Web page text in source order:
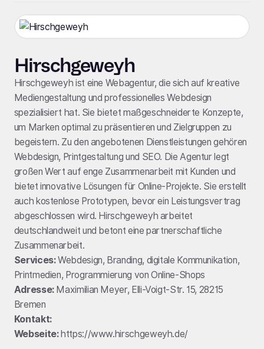
Hirschgeweyh
Hirschgeweyh ist eine Webagentur, die sich auf kreative
Mediengestaltung und professionelles Webdesign
spezialisiert hat. Sie bietet maßgeschneiderte Konzepte,
um Marken optimal zu präsentieren und Zielgruppen zu
begeistern. Zu den angebotenen Dienstleistungen gehören
Webdesign, Printgestaltung und SEO. Die Agentur legt
großen Wert auf enge Zusammenarbeit mit Kunden und
bietet innovative Lösungen für Online-Projekte. Sie erstellt
auch kostenlose Prototypen, bevor ein Leistungsvertrag
abgeschlossen wird. Hirschgeweyh arbeitet
deutschlandweit und betont eine partnerschaftliche
Zusammenarbeit.
Services:Webdesign, Branding, digitale Kommunikation,
Printmedien, Programmierung von Online-Shops
Adresse:Maximilian Meyer, Elli-Voigt-Str. 15, 28215
Bremen
Kontakt:
Webseite:https://www.hirschgeweyh.de/